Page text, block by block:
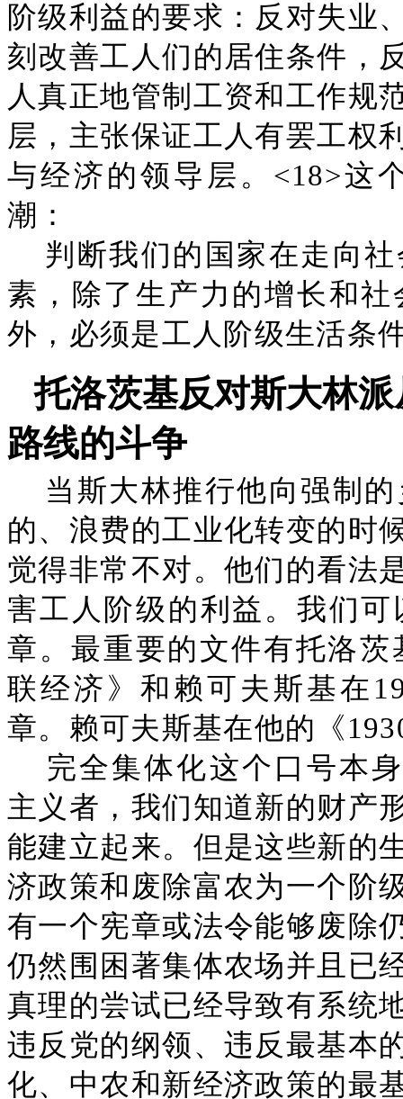
阶级利益的要求：反对失业
刻改善工人们的居住条件，
人真正地管制工资和工作规
层，主张保证工人有罢工权
与经济的领导层。<18>这
潮：
判断我们的国家在走向
素，除了生产力的增长和
外，必须是工人阶级生活条
托洛茨基反对斯大林
路线的斗争
当斯大林推行他向强制
的、浪费的工业化转变的时
觉得非常不对。他们的看法
害工人阶级的利益。我们
章。最重要的文件有托洛
联经济》和赖可夫斯基在
章。赖可夫斯基在他的《
完全集体化这个口号本
主义者，我们知道新的财产
能建立起来。但是这些新
济政策和废除富农为一个
有一个宪章或法令能够废除
仍然围困著集体农场并且已
真理的尝试已经导致有系
违反党的纲领、违反最基本
化、中农和新经济政策的